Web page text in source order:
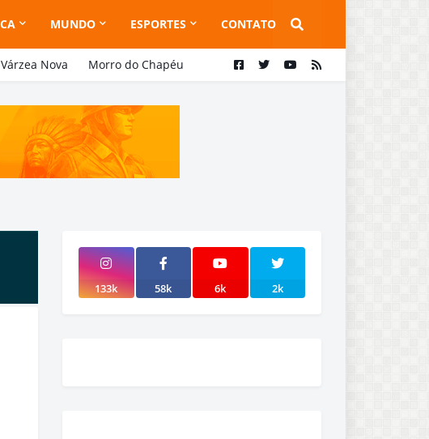
MUNDO ESPORTES CONTATO
Várzea Nova Morro do Chapéu
133k 58k 6k 2k